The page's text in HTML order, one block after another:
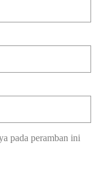
pada peramban ini